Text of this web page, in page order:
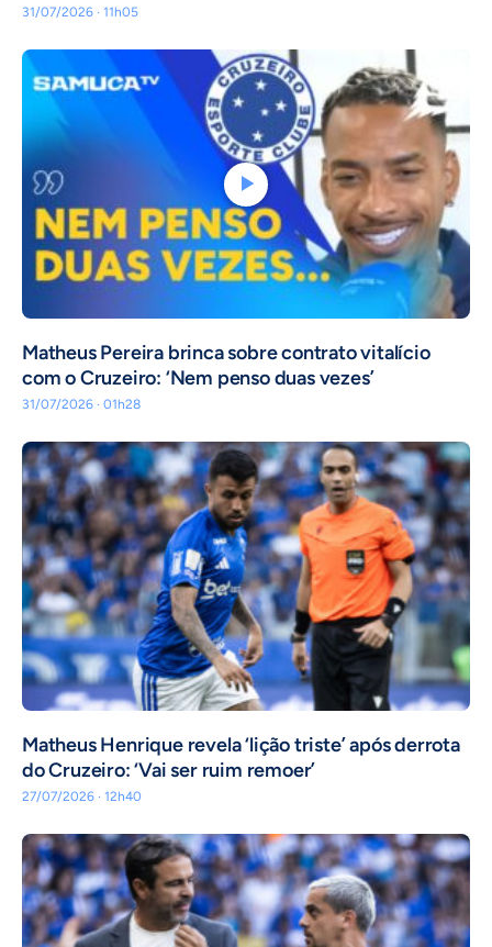
31/07/2026 · 11h05
Matheus Pereira brinca sobre contrato vitalício
com o Cruzeiro: ‘Nem penso duas vezes’
31/07/2026 · 01h28
Matheus Henrique revela ‘lição triste’ após derrota
do Cruzeiro: ‘Vai ser ruim remoer’
27/07/2026 · 12h40